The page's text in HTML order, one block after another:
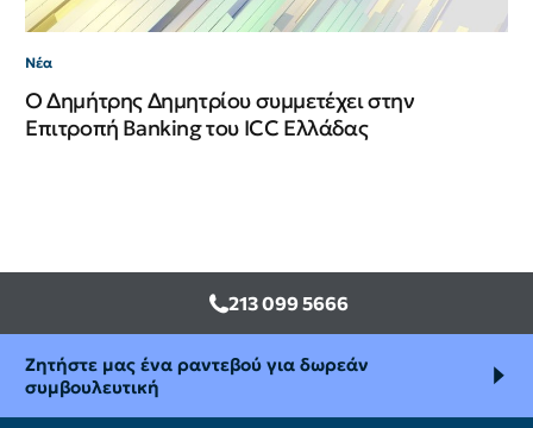
Νέα
Ο Δημήτρης Δημητρίου συμμετέχει στην
Επιτροπή Banking του ICC Ελλάδας
213 099 5666
Ζητήστε μας ένα ραντεβού για δωρεάν
συμβουλευτική